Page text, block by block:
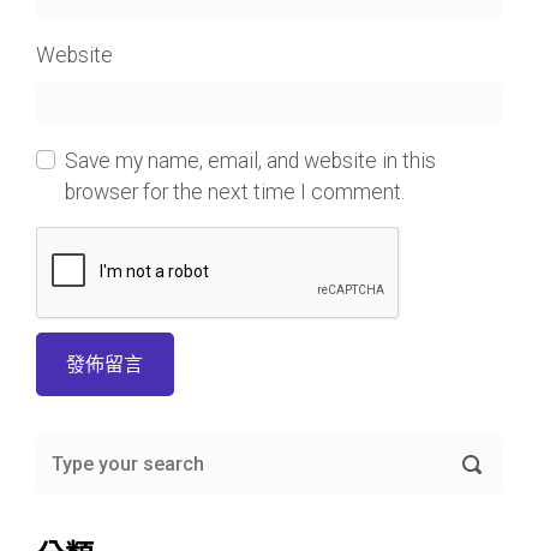
Website
Save my name, email, and website in this
browser for the next time I comment.